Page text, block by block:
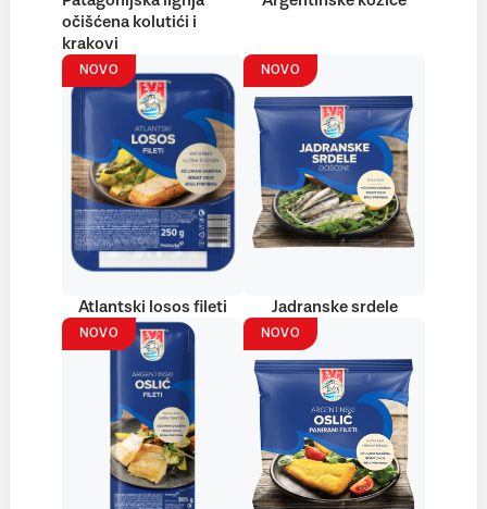
očišćena kolutići i
krakovi
NOVO
Atlantski losos fileti
NOVO
Jadranske srdele
NOVO NOVO